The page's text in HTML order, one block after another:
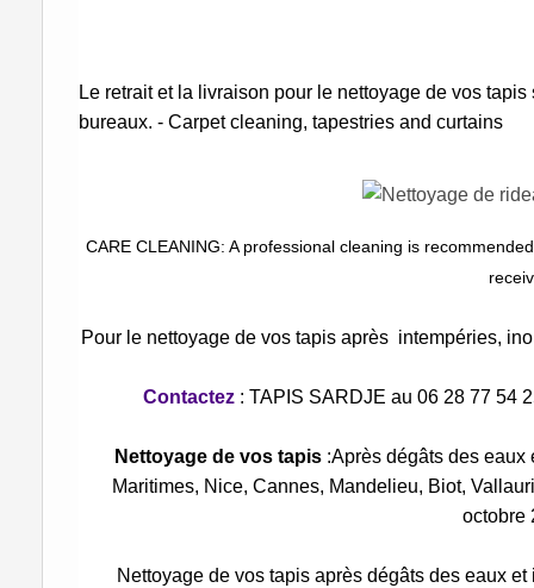
Le retrait et la livraison pour le nettoyage de vos
bureaux. - Carpet cleaning, tapestries and
CARE CLEANING: A professional cleaning is
Pour le nettoyage de vos tapis après intempéries,
Contactez : TAPIS SARDJE au 06 28 77 54
Nettoyage de vos tapis :Après dégâts des eaux
Maritimes, Nice, Cannes, Mandelieu, Biot,
octobre
Nettoyage de vos tapis après dégâts des eaux